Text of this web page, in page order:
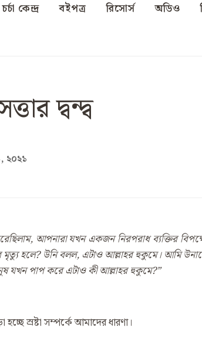
কেন্দ্র বইপত্র রিসোর্স অডিও
দ্বন্দ্ব
২০২১
আপনারা যখন একজন নিরপরাধ ব্যক্তির
মৃত্যু হলে?উনি বলল, এটাও আল্লাহর হুকুমে। আমি
যখন পাপ করে এটাও কী আল্লাহর হুকুমে?”
স্রষ্টা সম্পর্কে আমাদের ধারণা।